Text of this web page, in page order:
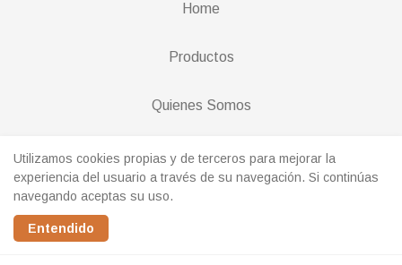
Home
Productos
Quienes Somos
Cambios y Devoluciones
Utilizamos cookies propias y de terceros para mejorar la
experiencia del usuario a través de su navegación. Si continúas
navegando aceptas su uso.
Entendido